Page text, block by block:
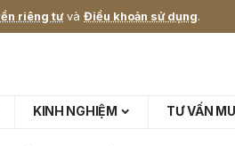
riêng tưvà Điều khoản sử dụng.
KINH NGHIỆM TƯ VẤN